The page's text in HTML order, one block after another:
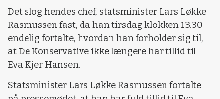
Det slog hendes chef, statsminister Lars Løkke
Rasmussen fast, da han tirsdag klokken 13.30
endelig fortalte, hvordan han forholder sig til,
at De Konservative ikke længere har tillid til
Eva Kjer Hansen.
Statsminister Lars Løkke Rasmussen fortalte